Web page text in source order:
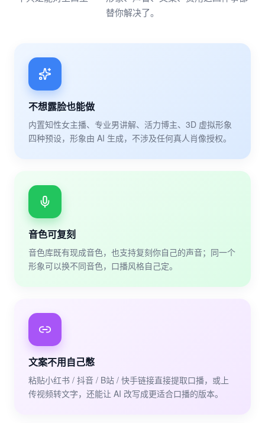
替你解决了。
不想露脸也能做
内置知性女主播、专业男讲解、活力博主、3D 虚拟形象
四种预设，形象由 AI 生成，不涉及任何真人肖像授权。
音色可复刻
音色库既有现成音色，也支持复刻你自己的声音；同一个
形象可以换不同音色，口播风格自己定。
文案不用自己憋
粘贴小红书 / 抖音 / B站 / 快手链接直接提取口播，或上
传视频转文字，还能让 AI 改写成更适合口播的版本。